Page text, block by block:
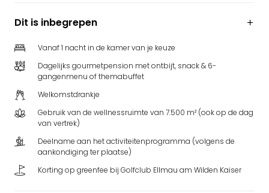
Dit is inbegrepen
Vanaf 1 nacht in de kamer van je keuze
Dagelijks gourmetpension met ontbijt, snack & 6-
gangenmenu of themabuffet
Welkomstdrankje
Gebruik van de wellnessruimte van 7.500 m² (ook op de dag
van vertrek)
Deelname aan het activiteitenprogramma (volgens de
aankondiging ter plaatse)
Korting op greenfee bij Golfclub Ellmau am Wilden Kaiser